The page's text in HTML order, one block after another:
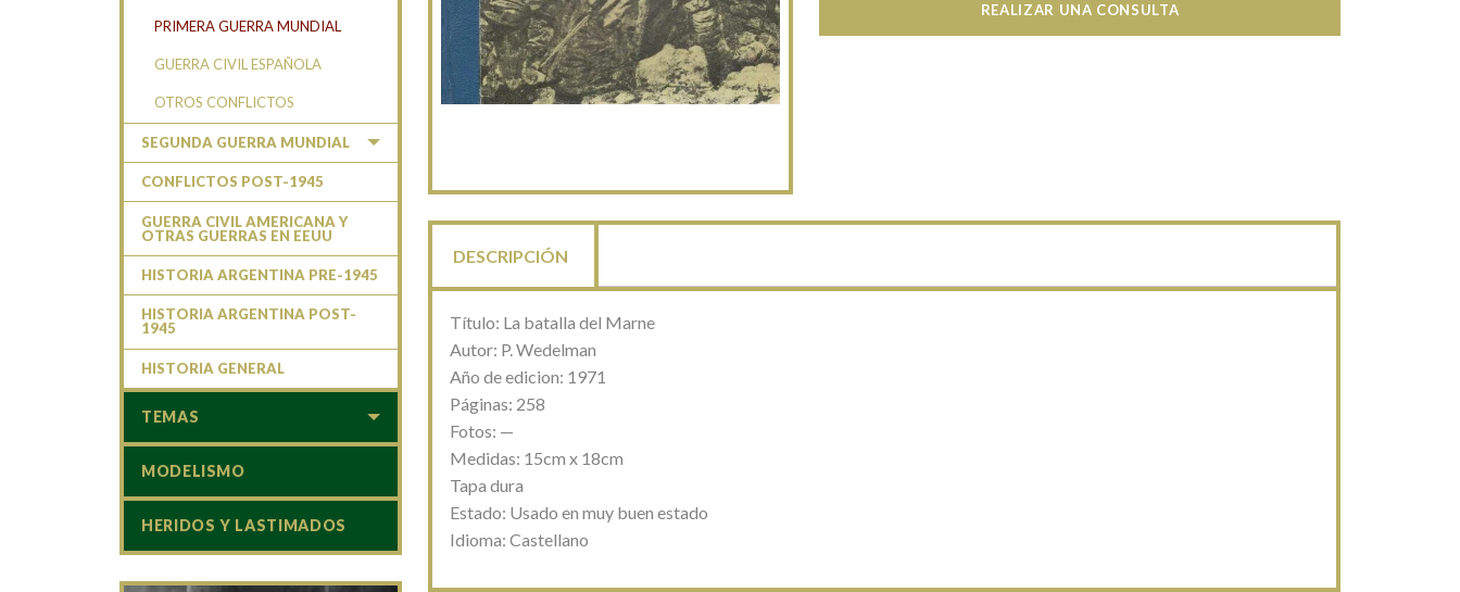
REALIZAR UNA CONSULTA
DESCRIPCIÓN
Título: La batalla del Marne
Autor: P. Wedelman
Año de edicion: 1971
Páginas: 258
Fotos: —
Medidas: 15cm x 18cm
Tapa dura
Estado: Usado en muy buen estado
Idioma: Castellano
PRIMERA GUERRA MUNDIAL
GUERRA CIVIL ESPAÑOLA
OTROS CONFLICTOS
SEGUNDA GUERRA MUNDIAL
CONFLICTOS POST-1945
GUERRA CIVIL AMERICANA Y
OTRAS GUERRAS EN EEUU
HISTORIA ARGENTINA PRE-1945
HISTORIA ARGENTINA POST-
1945
HISTORIA GENERAL
TEMAS
MODELISMO
HERIDOS Y LASTIMADOS